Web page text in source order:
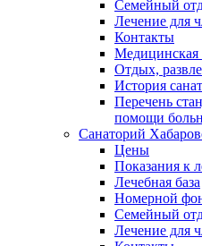
Семейный
Лечение для
Контакты
Медицинская
Отдых,
История
Перечень
помощи
Санаторий
Цены
Показания к
Лечебная база
Номерной
Семейный
Лечение для